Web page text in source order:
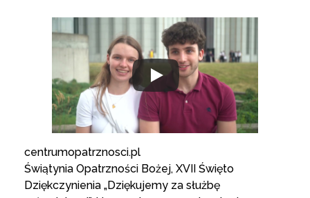
centrumopatrznosci.pl
Świątynia Opatrzności Bożej, XVII Święto
Dziękczynienia „Dziękujemy za służbę